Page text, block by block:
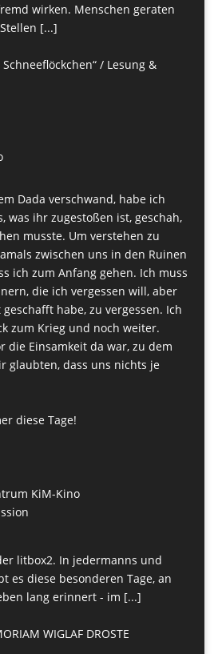
wirken. Menschen geraten
[...]
/ Lesung &
Dada verschwand, habe ich
was ihr zugestoßen ist, geschah,
musste. Um verstehen zu
zwischen uns in den Ruinen
ich zum Anfang gehen. Ich muss
die ich vergessen will, aber
habe, zu vergessen. Ich
zum Krieg und noch weiter.
die Einsamkeit da war, zu dem
glaubten, dass uns nichts je
diese Tage!
KiM-Kino
litbox2. In jedermanns und
es diese besonderen Tage, an
lang erinnert - im [...]
WIGLAF DROSTE